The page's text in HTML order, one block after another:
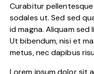
Curabitur
sodales ut. Sed sed
id magna. Aliquam
Ut bibendum, nisi et
metus, nec dapibus
Lorem ipsum dolor sit